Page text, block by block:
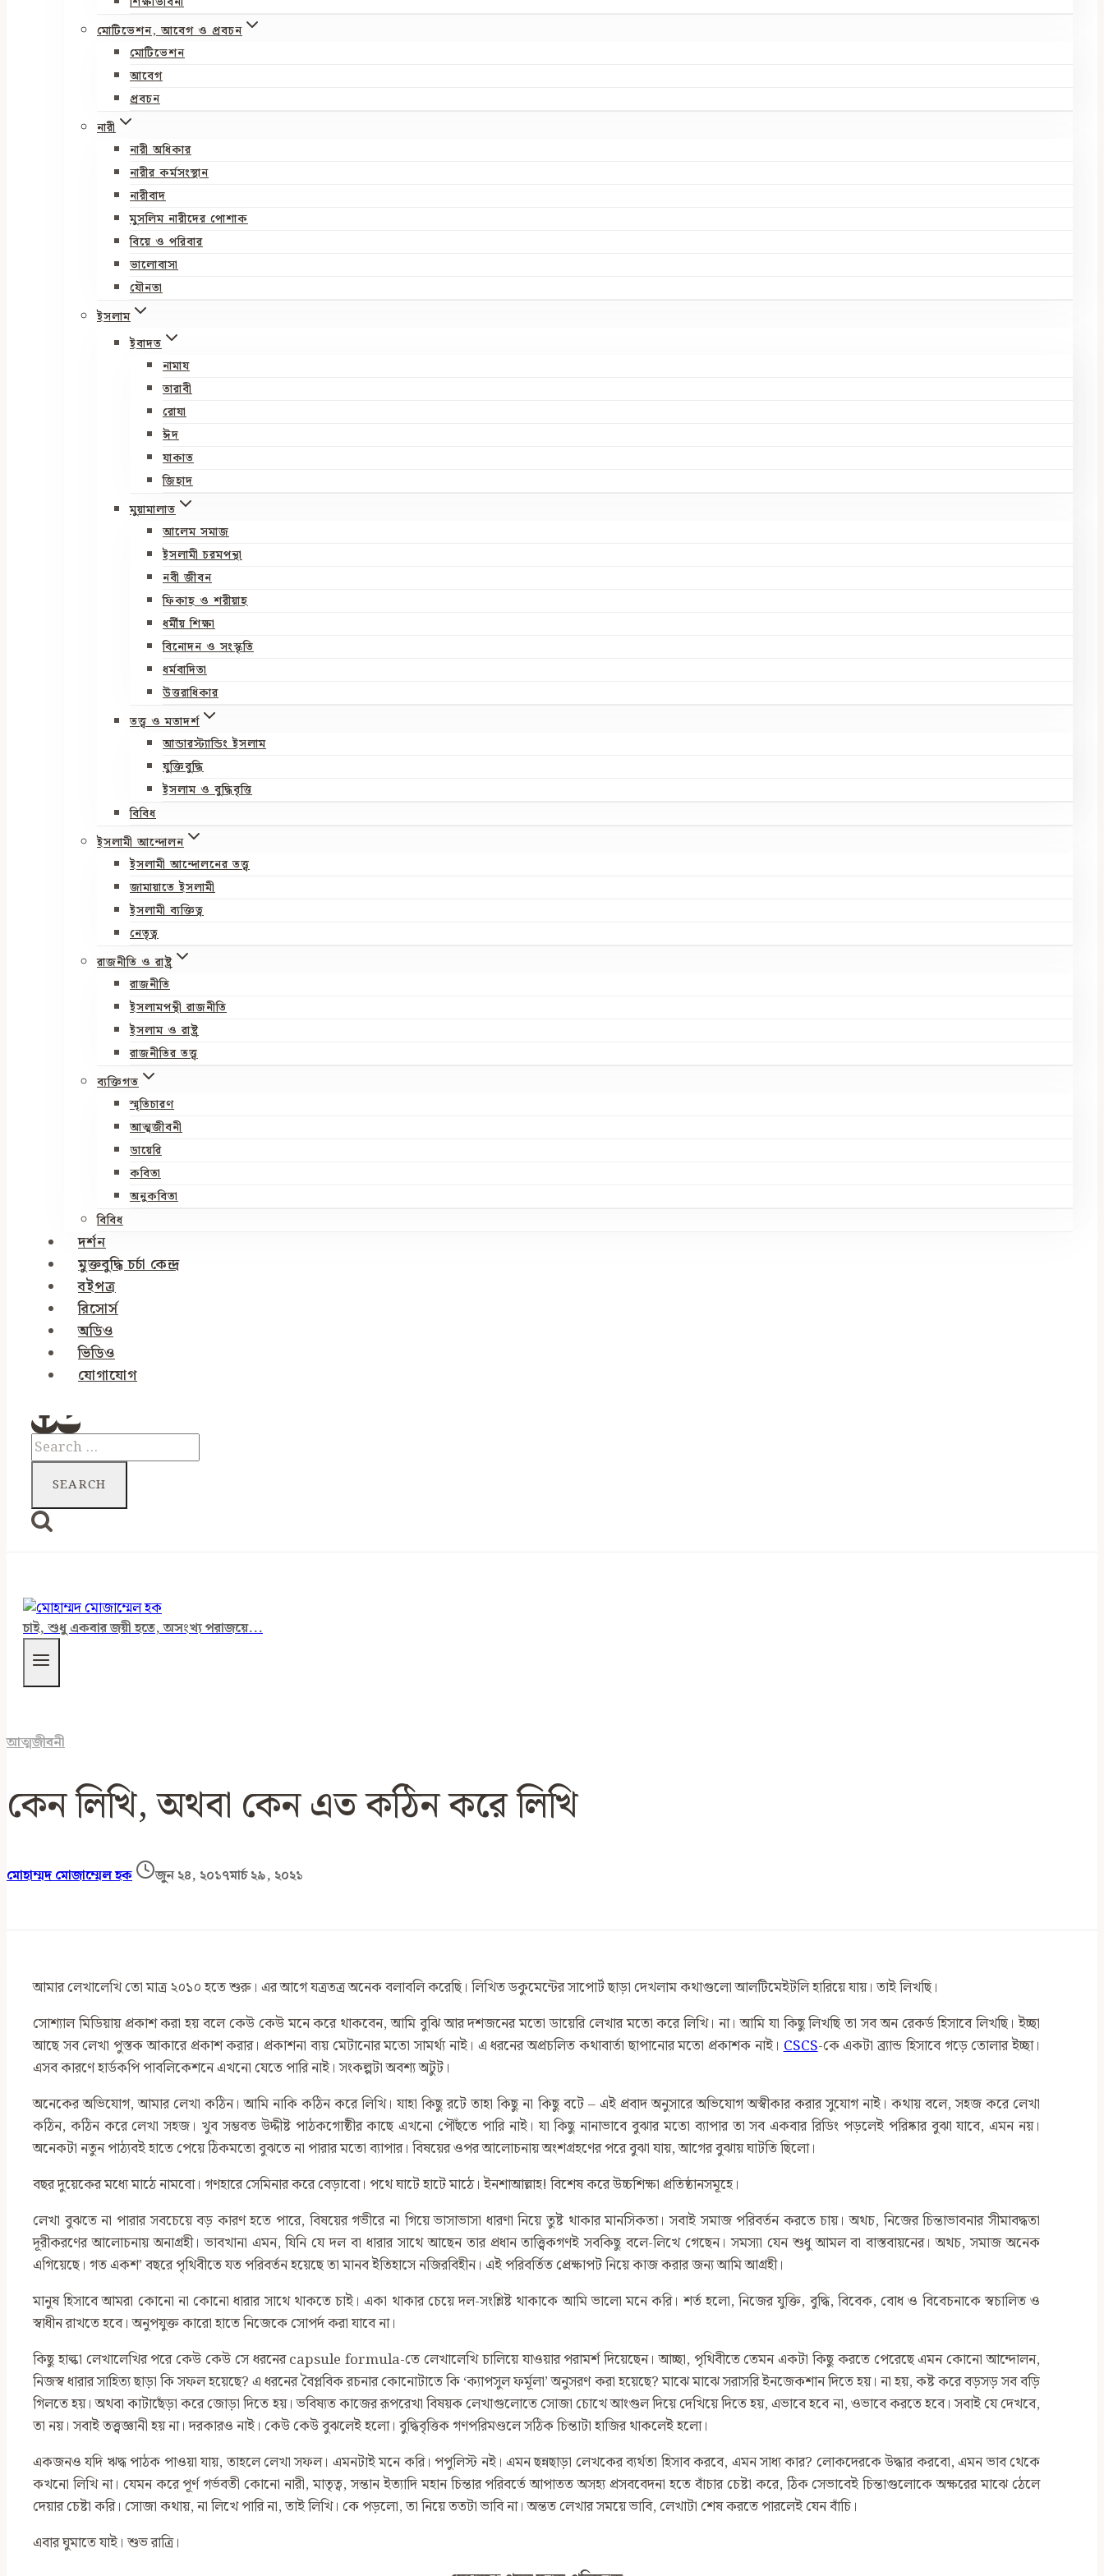
মোটিভেশন, আবেগ ও প্রবচন
মোটিভেশন
আবেগ
প্রবচন
নারী
নারী অধিকার
নারীর কর্মসংস্থান
নারীবাদ
মুসলিম নারীদের পোশাক
বিয়ে ও পরিবার
ভালোবাসা
যৌনতা
ইসলাম
ইবাদত
নামায
তারাবী
রোযা
ঈদ
যাকাত
জিহাদ
মুয়ামালাত
আলেম সমাজ
ইসলামী চরমপন্থা
নবী জীবন
ফিকাহ ও শরীয়াহ
ধর্মীয় শিক্ষা
বিনোদন ও সংস্কৃতি
ধর্মবাদিতা
উত্তরাধিকার
তত্ত্ব ও মতাদর্শ
আন্ডারস্ট্যান্ডিং ইসলাম
যুক্তিবুদ্ধি
ইসলাম ও বুদ্ধিবৃত্তি
বিবিধ
ইসলামী আন্দোলন
ইসলামী আন্দোলনের তত্ত্ব
জামায়াতে ইসলামী
ইসলামী ব্যক্তিত্ব
নেতৃত্ব
রাজনীতি ও রাষ্ট্র
রাজনীতি
ইসলামপন্থী রাজনীতি
ইসলাম ও রাষ্ট্র
রাজনীতির তত্ত্ব
ব্যক্তিগত
স্মৃতিচারণ
আত্মজীবনী
ডায়েরি
কবিতা
অনুকবিতা
বিবিধ
দর্শন
মুক্তবুদ্ধি চর্চা কেন্দ্র
বইপত্র
রিসোর্স
অডিও
ভিডিও
যোগাযোগ
Search
for:
চাই, শুধু একবার জয়ী হতে, অসংখ্য পরাজয়ে...
আত্মজীবনী
কেন লিখি, অথবা কেন এত কঠিন করে লিখি
মোহাম্মদ মোজাম্মেল হক জুন ২৪, ২০১৭মার্চ ২৯, ২০২১
আমার লেখালেখি তো মাত্র ২০১০ হতে শুরু। এর আগে যত্রতত্র অনেক বলাবলি করেছি। লিখিত ডকুমেন্টের সাপোর্ট ছাড়া দেখলাম কথাগুলো আলটিমেইটলি হারিয়ে যায়। তাই লিখছি।
সোশ্যাল মিডিয়ায় প্রকাশ করা হয় বলে কেউ কেউ মনে করে থাকবেন, আমি বুঝি আর দশজনের মতো ডায়েরি লেখার মতো করে লিখি। না। আমি যা কিছু লিখছি তা সব অন রেকর্ড হিসাবে লিখছি। ইচ্ছা
আছে সব লেখা পুস্তক আকারে প্রকাশ করার। প্রকাশনা ব্যয় মেটানোর মতো সামর্থ্য নাই। এ ধরনের অপ্রচলিত কথাবার্তা ছাপানোর মতো প্রকাশক নাই।CSCS-কে একটা ব্র্যান্ড হিসাবে গড়ে তোলার ইচ্ছা।
এসব কারণে হার্ডকপি পাবলিকেশনে এখনো যেতে পারি নাই। সংকল্পটা অবশ্য অটুট।
অনেকের অভিযোগ, আমার লেখা কঠিন। আমি নাকি কঠিন করে লিখি। যাহা কিছু রটে তাহা কিছু না কিছু বটে – এই প্রবাদ অনুসারে অভিযোগ অস্বীকার করার সুযোগ নাই। কথায় বলে, সহজ করে লেখা
কঠিন, কঠিন করে লেখা সহজ। খুব সম্ভবত উদ্দীষ্ট পাঠকগোষ্ঠীর কাছে এখনো পৌঁছতে পারি নাই। যা কিছু নানাভাবে বুঝার মতো ব্যাপার তা সব একবার রিডিং পড়লেই পরিষ্কার বুঝা যাবে, এমন নয়।
অনেকটা নতুন পাঠ্যবই হাতে পেয়ে ঠিকমতো বুঝতে না পারার মতো ব্যাপার। বিষয়ের ওপর আলোচনায় অংশগ্রহণের পরে বুঝা যায়, আগের বুঝায় ঘাটতি ছিলো।
বছর দুয়েকের মধ্যে মাঠে নামবো। গণহারে সেমিনার করে বেড়াবো। পথে ঘাটে হাটে মাঠে। ইনশাআল্লাহ! বিশেষ করে উচ্চশিক্ষা প্রতিষ্ঠানসমূহে।
লেখা বুঝতে না পারার সবচেয়ে বড় কারণ হতে পারে, বিষয়ের গভীরে না গিয়ে ভাসাভাসা ধারণা নিয়ে তুষ্ট থাকার মানসিকতা। সবাই সমাজ পরিবর্তন করতে চায়। অথচ, নিজের চিন্তাভাবনার সীমাবদ্ধতা
দূরীকরণের আলোচনায় অনাগ্রহী। ভাবখানা এমন, যিনি যে দল বা ধারার সাথে আছেন তার প্রধান তাত্ত্বিকগণই সবকিছু বলে-লিখে গেছেন। সমস্যা যেন শুধু আমল বা বাস্তবায়নের। অথচ, সমাজ অনেক
এগিয়েছে। গত একশ’ বছরে পৃথিবীতে যত পরিবর্তন হয়েছে তা মানব ইতিহাসে নজিরবিহীন। এই পরিবর্তিত প্রেক্ষাপট নিয়ে কাজ করার জন্য আমি আগ্রহী।
মানুষ হিসাবে আমরা কোনো না কোনো ধারার সাথে থাকতে চাই। একা থাকার চেয়ে দল-সংশ্লিষ্ট থাকাকে আমি ভালো মনে করি। শর্ত হলো, নিজের যুক্তি, বুদ্ধি, বিবেক, বোধ ও বিবেচনাকে স্বচালিত ও
স্বাধীন রাখতে হবে। অনুপযুক্ত কারো হাতে নিজেকে সোপর্দ করা যাবে না।
কিছু হাল্কা লেখালেখির পরে কেউ কেউ সে ধরনের capsule formula-তে লেখালেখি চালিয়ে যাওয়ার পরামর্শ দিয়েছেন। আচ্ছা, পৃথিবীতে তেমন একটা কিছু করতে পেরেছে এমন কোনো আন্দোলন,
নিজস্ব ধারার সাহিত্য ছাড়া কি সফল হয়েছে? এ ধরনের বৈপ্লবিক রচনার কোনোটাতে কি ‘ক্যাপসুল ফর্মূলা’ অনুসরণ করা হয়েছে? মাঝে মাঝে সরাসরি ইনজেকশান দিতে হয়। না হয়, কষ্ট করে বড়সড় সব বড়ি
গিলতে হয়। অথবা কাটাছেঁড়া করে জোড়া দিতে হয়। ভবিষ্যত কাজের রূপরেখা বিষয়ক লেখাগুলোতে সোজা চোখে আংগুল দিয়ে দেখিয়ে দিতে হয়, এভাবে হবে না, ওভাবে করতে হবে। সবাই যে দেখবে,
তা নয়। সবাই তত্ত্বজ্ঞানী হয় না। দরকারও নাই। কেউ কেউ বুঝলেই হলো। বুদ্ধিবৃত্তিক গণপরিমণ্ডলে সঠিক চিন্তাটা হাজির থাকলেই হলো।
একজনও যদি ঋদ্ধ পাঠক পাওয়া যায়, তাহলে লেখা সফল। এমনটাই মনে করি। পপুলিস্ট নই। এমন ছন্নছাড়া লেখকের ব্যর্থতা হিসাব করবে, এমন সাধ্য কার? লোকদেরকে উদ্ধার করবো, এমন ভাব থেকে
কখনো লিখি না। যেমন করে পূর্ণ গর্ভবতী কোনো নারী, মাতৃত্ব, সন্তান ইত্যাদি মহান চিন্তার পরিবর্তে আপাতত অসহ্য প্রসববেদনা হতে বাঁচার চেষ্টা করে, ঠিক সেভাবেই চিন্তাগুলোকে অক্ষরের মাঝে ঠেলে
দেয়ার চেষ্টা করি। সোজা কথায়, না লিখে পারি না, তাই লিখি। কে পড়লো, তা নিয়ে ততটা ভাবি না। অন্তত লেখার সময়ে ভাবি, লেখাটা শেষ করতে পারলেই যেন বাঁচি।
এবার ঘুমাতে যাই। শুভ রাত্রি।